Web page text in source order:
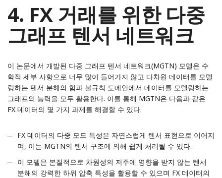
4. FX 거래를 위한 다중
그래프 텐서 네트워크
이 논문에서 개발된 다중 그래프 텐서 네트워크(MGTN) 모델은 수
학적 세부 사항으로 너무 많이 들어가지 않고 다차원 데이터를 모델
링하는 텐서 분해의 힘과 불규칙 도메인에서 데이터를 모델링하는
그래프의 능력을 모두 활용한다. 이를 통해 MGTN은 다음과 같은
FX 데이터의 몇 가지 과제를 해결할 수 있다.
FX 데이터의 다중 모드 특성은 자연스럽게 텐서 표현으로 이어지
며, 이는 MGTN의 텐서 구조에 의해 쉽게 처리될 수 있다.
이 모델은 본질적으로 차원성의 저주에 영향을 받지 않는 텐서
분해의 강력한 하위 압축 특성을 활용할 수 있으며 FX 데이터의